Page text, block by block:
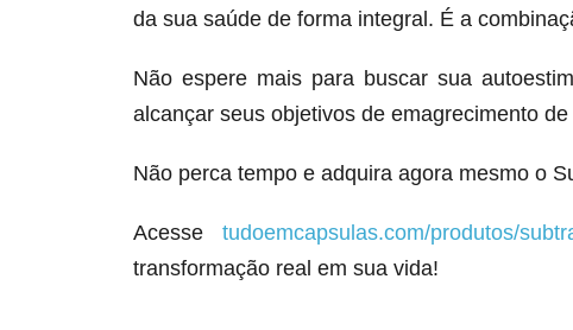
da sua saúde de forma integral. É a
Não espere mais para buscar sua
alcançar seus objetivos de emagrecimento
Não perca tempo e adquira agora mesmo o
Acessetudoemcapsulas.com/produtos/
transformação real em sua vida!